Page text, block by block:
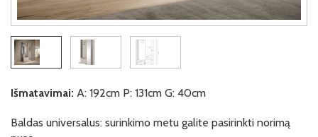
Išmatavimai: A: 192cm P: 131cm G: 40cm
Baldas universalus: surinkimo metu galite pasirinkti norimą